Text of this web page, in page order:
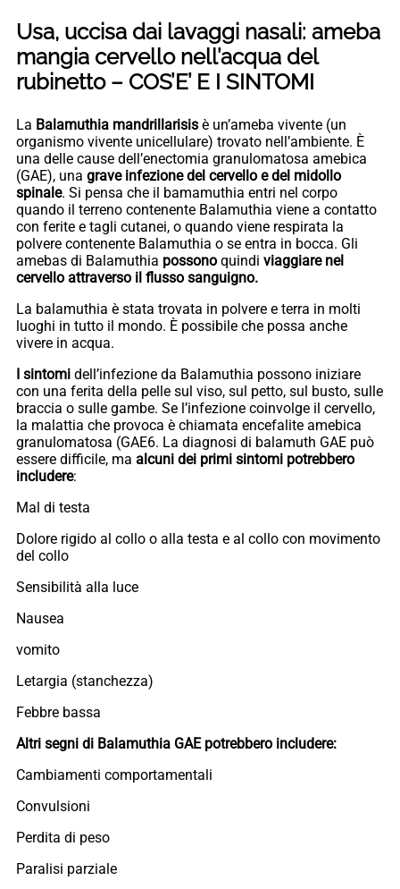
Usa, uccisa dai lavaggi nasali: ameba
mangia cervello nell’acqua del
rubinetto – COS’E’ E I SINTOMI
La Balamuthia mandrillarisis è un’ameba vivente (un
organismo vivente unicellulare) trovato nell’ambiente. È
una delle cause dell’enectomia granulomatosa amebica
(GAE), una grave infezione del cervello e del midollo
spinale. Si pensa che il bamamuthia entri nel corpo
quando il terreno contenente Balamuthia viene a contatto
con ferite e tagli cutanei, o quando viene respirata la
polvere contenente Balamuthia o se entra in bocca. Gli
amebas di Balamuthia possono quindi viaggiare nel
cervello attraverso il flusso sanguigno.
La balamuthia è stata trovata in polvere e terra in molti
luoghi in tutto il mondo. È possibile che possa anche
vivere in acqua.
I sintomi dell’infezione da Balamuthia possono iniziare
con una ferita della pelle sul viso, sul petto, sul busto, sulle
braccia o sulle gambe. Se l’infezione coinvolge il cervello,
la malattia che provoca è chiamata encefalite amebica
granulomatosa (GAE6. La diagnosi di balamuth GAE può
essere difficile, ma alcuni dei primi sintomi potrebbero
includere:
Mal di testa
Dolore rigido al collo o alla testa e al collo con movimento
del collo
Sensibilità alla luce
Nausea
vomito
Letargia (stanchezza)
Febbre bassa
Altri segni di Balamuthia GAE potrebbero includere:
Cambiamenti comportamentali
Convulsioni
Perdita di peso
Paralisi parziale